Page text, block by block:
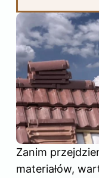
Zanim
materiałów,